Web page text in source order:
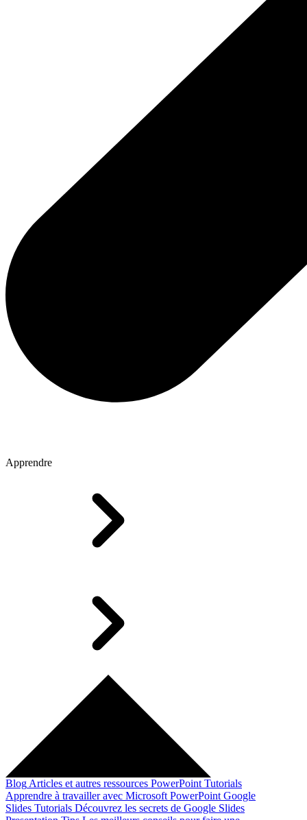
Apprendre
Blog Articles et autres ressources PowerPoint Tutorials
Apprendre à travailler avec Microsoft PowerPoint Google
Slides Tutorials Découvrez les secrets de Google Slides